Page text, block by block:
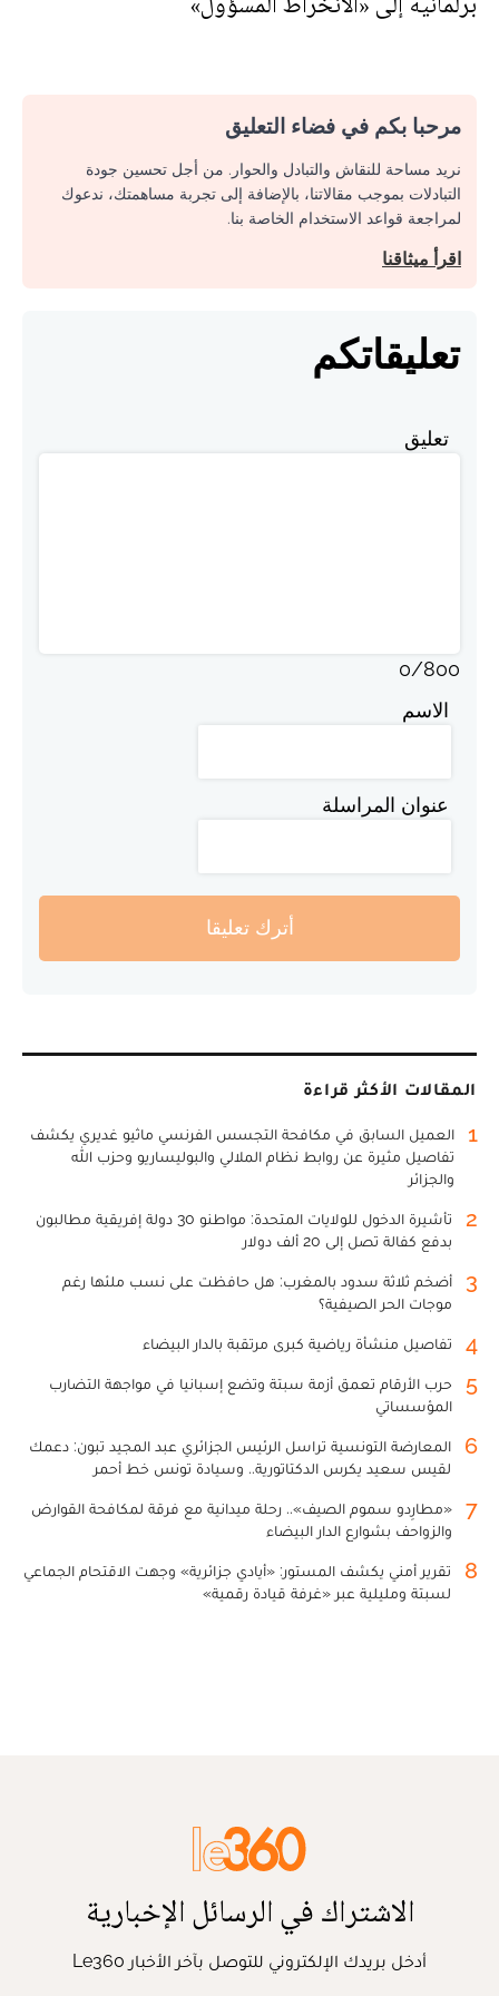
مرحبا بكم في فضاء التعليق
نريد مساحة للنقاش والتبادل والحوار. من أجل تحسين جودة
التبادلات بموجب مقالاتنا، بالإضافة إلى تجربة مساهمتك، ندعوك
لمراجعة قواعد الاستخدام الخاصة بنا.
اقرأ ميثاقنا
تعليقاتكم
تعليق
0/800
الاسم
عنوان المراسلة
أترك تعليقا
المقالات الأكثر قراءة
1
العميل السابق في مكافحة التجسس الفرنسي ماثيو غديري يكشف
تفاصيل مثيرة عن روابط نظام الملالي والبوليساريو وحزب الله
والجزائر
2
تأشيرة الدخول للولايات المتحدة: مواطنو 30 دولة إفريقية مطالبون
بدفع كفالة تصل إلى 20 ألف دولار
3
أضخم ثلاثة سدود بالمغرب: هل حافظت على نسب ملئها رغم
موجات الحر الصيفية؟
4 تفاصيل منشأة رياضية كبرى مرتقبة بالدار البيضاء
5
حرب الأرقام تعمق أزمة سبتة وتضع إسبانيا في مواجهة التضارب
المؤسساتي
6
المعارضة التونسية تراسل الرئيس الجزائري عبد المجيد تبون: دعمك
لقيس سعيد يكرس الدكتاتورية.. وسيادة تونس خط أحمر
7
«مطارِدو سموم الصيف».. رحلة ميدانية مع فرقة لمكافحة القوارض
والزواحف بشوارع الدار البيضاء
8
تقرير أمني يكشف المستور: «أيادي جزائرية» وجهت الاقتحام الجماعي
لسبتة ومليلية عبر «غرفة قيادة رقمية»
الاشتراك في الرسائل الإخبارية
أدخل بريدك الإلكتروني للتوصل بآخر الأخبار Le360